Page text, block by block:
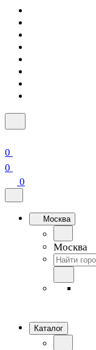
0
0
0
Москва
Москва
Каталог